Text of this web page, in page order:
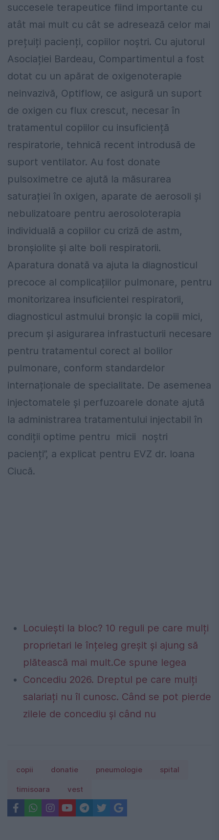
succesele terapeutice fiind importante cu
atât mai mult cu cât se adresează celor mai
prețuiți pacienți, copiilor noștri. Cu ajutorul
Asociației Bardeau, Compartimentul a fost
dotat cu un apărat de oxigenoterapie
neinvazivă, Optiflow, ce asigură un suport
de oxigen cu flux crescut, necesar în
tratamentul copiilor cu insuficiență
respiratorie, tehnică recent introdusă de
suport ventilator. Au fost donate
pulsoximetre ce ajută la măsurarea
saturației în oxigen, aparate de aerosoli și
nebulizatoare pentru aerosoloterapia
individuală a copiilor cu criză de astm,
bronșiolite și alte boli respiratorii.
Aparatura donată va ajuta la diagnosticul
precoce al complicațiilor pulmonare, pentru
monitorizarea insuficientei respiratorii,
diagnosticul astmului bronșic la copiii mici,
precum și asigurarea infrastucturii necesare
pentru tratamentul corect al bolilor
pulmonare, conform standardelor
internaționale de specialitate. De asemenea
injectomatele și perfuzoarele donate ajută
la administrarea tratamentului injectabil în
condiții optime pentru micii noștri
pacienți”, a explicat pentru EVZ dr. Ioana
Ciucă.
Locuiești la bloc? 10 reguli pe care mulți
proprietari le înțeleg greșit și ajung să
plătească mai mult.Ce spune legea
Concediu 2026. Dreptul pe care mulți
salariați nu îl cunosc. Când se pot pierde
zilele de concediu și când nu
copii donatie pneumologie spital
timisoara vest